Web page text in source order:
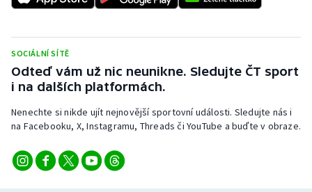
Stolní tenis
Triatlon
Veslování
Vodní slalom
Ostatní
SOCIÁLNÍ SÍTĚ
Odteď vám už nic neunikne. Sledujte ČT sport
i na dalších platformách.
Nenechte si nikde ujít nejnovější sportovní události. Sledujte nás i
na Facebooku, X, Instagramu, Threads či YouTube a buďte v obraze.